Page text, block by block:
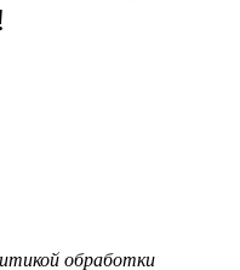
обработки